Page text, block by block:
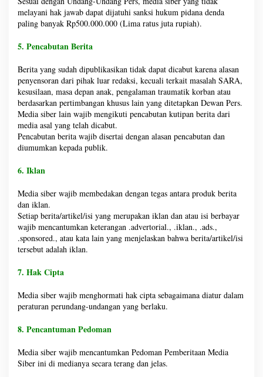
melayani hak jawab dapat dijatuhi sanksi hukum pidana denda
paling banyak Rp500.000.000 (Lima ratus juta rupiah).
5. Pencabutan Berita
Berita yang sudah dipublikasikan tidak dapat dicabut karena alasan
penyensoran dari pihak luar redaksi, kecuali terkait masalah SARA,
kesusilaan, masa depan anak, pengalaman traumatik korban atau
berdasarkan pertimbangan khusus lain yang ditetapkan Dewan Pers.
Media siber lain wajib mengikuti pencabutan kutipan berita dari
media asal yang telah dicabut.
Pencabutan berita wajib disertai dengan alasan pencabutan dan
diumumkan kepada publik.
6. Iklan
Media siber wajib membedakan dengan tegas antara produk berita
dan iklan.
Setiap berita/artikel/isi yang merupakan iklan dan atau isi berbayar
wajib mencantumkan keterangan .advertorial., .iklan., .ads.,
.sponsored., atau kata lain yang menjelaskan bahwa berita/artikel/isi
tersebut adalah iklan.
7. Hak Cipta
Media siber wajib menghormati hak cipta sebagaimana diatur dalam
peraturan perundang-undangan yang berlaku.
8. Pencantuman Pedoman
Media siber wajib mencantumkan Pedoman Pemberitaan Media
Siber ini di medianya secara terang dan jelas.